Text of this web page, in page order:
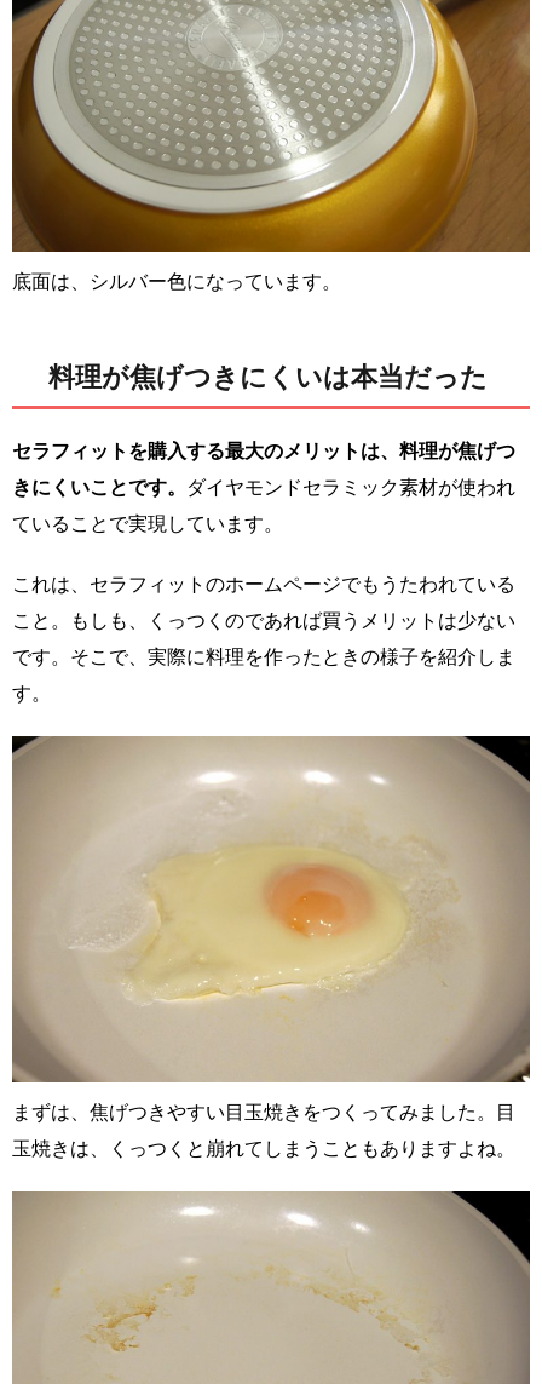
底面は、シルバー色になっています。
料理が焦げつきにくいは本当だった
セラフィットを購入する最大のメリットは、料理が焦げつ
きにくいことです。
ダイヤモンドセラミック素材が使われ
ていることで実現しています。
これは、セラフィットのホームページでもうたわれている
こと。もしも、くっつくのであれば買うメリットは少ない
です。そこで、実際に料理を作ったときの様子を紹介しま
す。
まずは、焦げつきやすい目玉焼きをつくってみました。目
玉焼きは、くっつくと崩れてしまうこともありますよね。